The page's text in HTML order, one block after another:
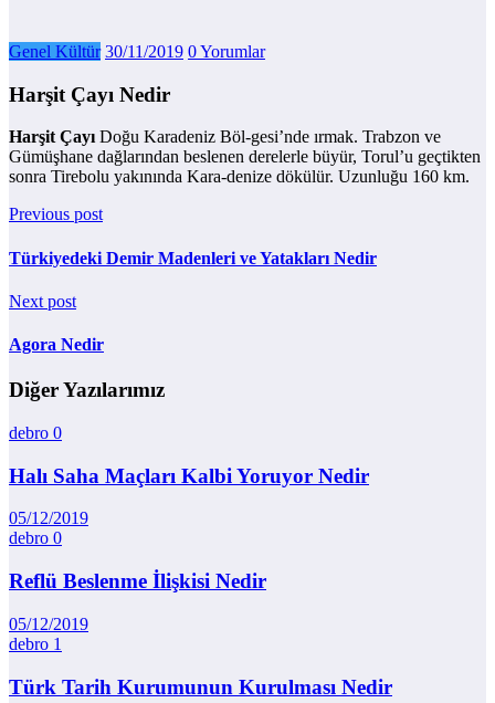
Genel Kültür 30/11/2019 0 Yorumlar
Harşit Çayı Nedir
Harşit Çayı Doğu Karadeniz Böl-gesi’nde ırmak. Trabzon ve
Gümüşhane dağlarından beslenen derelerle büyür, Torul’u geçtikten
sonra Tirebolu yakınında Kara-denize dökülür. Uzunluğu 160 km.
Previous post
Türkiyedeki Demir Madenleri ve Yatakları Nedir
Next post
Agora Nedir
Diğer Yazılarımız
debro 0
Halı Saha Maçları Kalbi Yoruyor Nedir
05/12/2019
debro 0
Reflü Beslenme İlişkisi Nedir
05/12/2019
debro 1
Türk Tarih Kurumunun Kurulması Nedir